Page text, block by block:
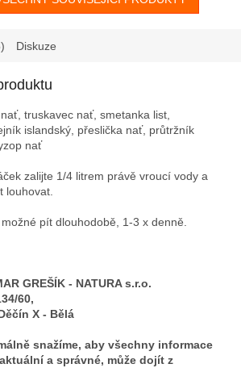
Diskuze
truskavec nať, smetanka list,
islandský, přeslička nať, průtržník
nať
zalijte 1/4 litrem právě vroucí vody a
louhovat.
pít dlouhodobě, 1-3 x denně.
GREŠÍK - NATURA s.r.o.
60,
X - Bělá
snažíme, aby všechny informace
a správné, může dojít z